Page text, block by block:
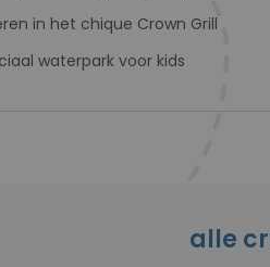
in het chique Crown Grill
waterpark voor kids
alle